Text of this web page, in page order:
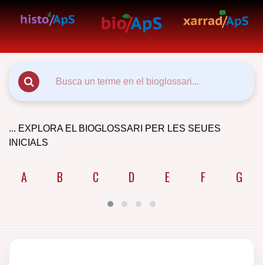
... EXPLORA EL BIOGLOSSARI PER LES SEUES
INICIALS
A B C D E F G